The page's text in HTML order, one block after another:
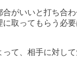
合がいいと打ち合
取ってもらう必
て、相手に対し